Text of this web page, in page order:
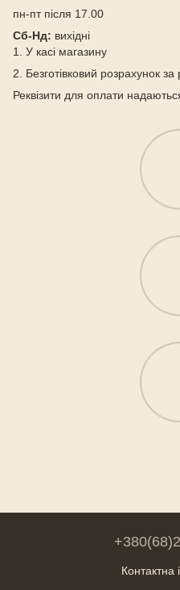
пн-пт після 17.00
Сб-Нд: вихідні
1. У касі магазину
2. Безготівковий розрахунок за
Реквізити для оплати
Контактна